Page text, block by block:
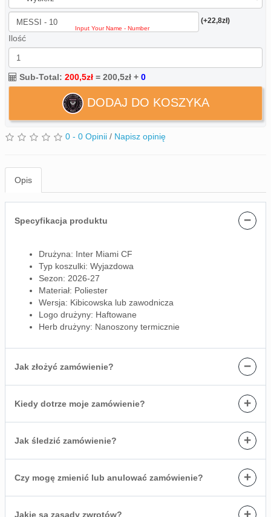
(+22,8zł)
Ilość
Sub-Total: 200,5zł = 200,5zł + 0
DODAJ DO KOSZYKA
0 - 0 Opinii / Napisz opinię
Opis
Specyfikacja produktu −
Drużyna: Inter Miami CF
Typ koszulki: Wyjazdowa
Sezon: 2026-27
Materiał: Poliester
Wersja: Kibicowska lub zawodnicza
Logo drużyny: Haftowane
Herb drużyny: Nanoszony termicznie
Jak złożyć zamówienie? −
Kiedy dotrze moje zamówienie? +
Jak śledzić zamówienie? +
Czy mogę zmienić lub anulować zamówienie? +
Jakie są zasady zwrotów? +